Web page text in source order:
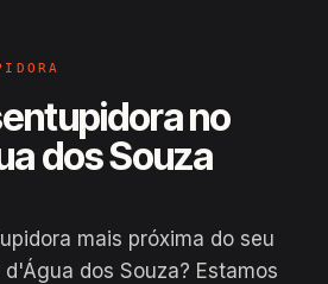
no
dos Souza
mais próxima do seu
dos Souza? Estamos